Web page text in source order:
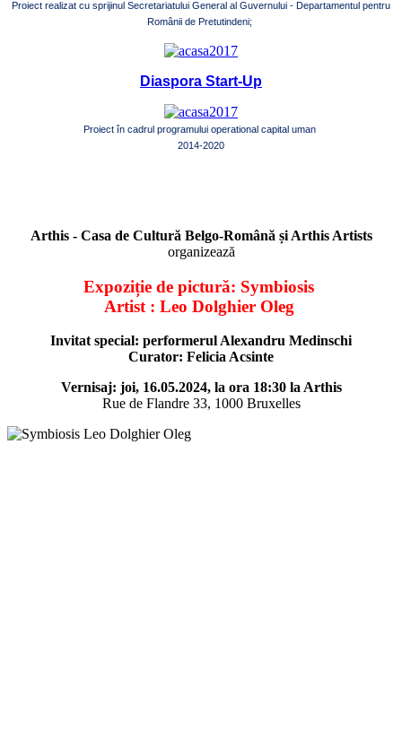
Proiect realizat cu sprijinul Secretariatului General al Guvernului - Departamentul pentru
Românii de Pretutindeni;
Diaspora Start-Up
Proiect în cadrul programului operational capital uman
2014-2020
Arthis - Casa de Cultură Belgo-Română și Arthis Artists
organizează
Expoziție de pictură: Symbiosis
Artist : Leo Dolghier Oleg
Invitat special: performerul Alexandru Medinschi
Curator: Felicia Acsinte
Vernisaj: joi, 16.05.2024, la ora 18:30 la Arthis
Rue de Flandre 33, 1000 Bruxelles